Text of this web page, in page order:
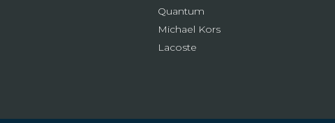
Quantum
Michael Kors
Lacoste